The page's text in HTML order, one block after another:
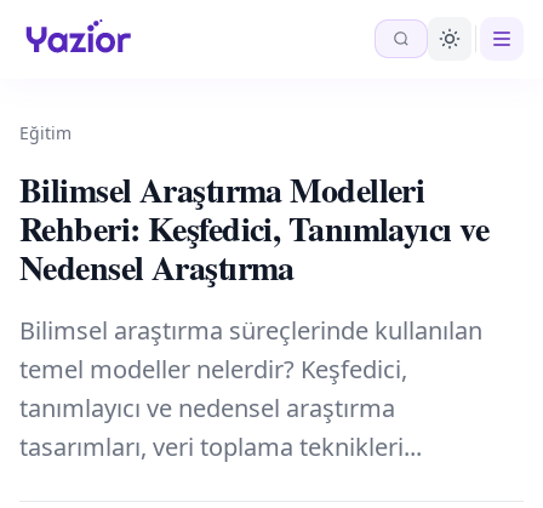
Eğitim
Bilimsel Araştırma Modelleri
Rehberi: Keşfedici, Tanımlayıcı ve
Nedensel Araştırma
Bilimsel araştırma süreçlerinde kullanılan
temel modeller nelerdir? Keşfedici,
tanımlayıcı ve nedensel araştırma
tasarımları, veri toplama teknikleri...